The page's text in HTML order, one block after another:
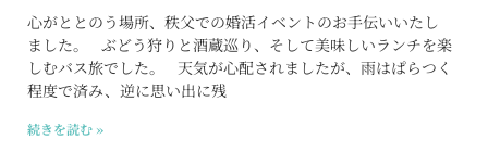
心がととのう場所、秩父での婚活イベントのお手伝いいたし
ました。 ぶどう狩りと酒蔵巡り、そして美味しいランチを楽
しむバス旅でした。 天気が心配されましたが、雨はぱらつく
程度で済み、逆に思い出に残
続きを読む »